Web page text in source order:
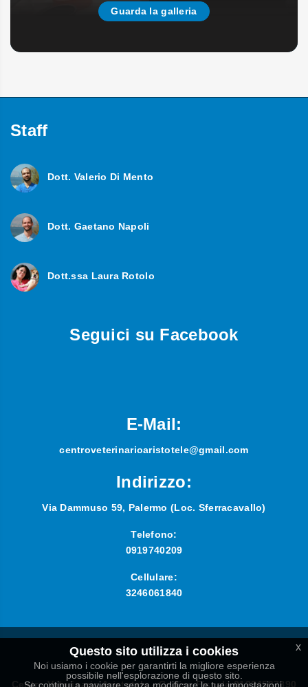
Guarda la galleria
Staff
Dott. Valerio Di Mento
Dott. Gaetano Napoli
Dott.ssa Laura Rotolo
Seguici su Facebook
E-Mail:
centroveterinarioaristotele@gmail.com
Indirizzo:
Via Dammuso 59, Palermo (Loc. Sferracavallo)
Telefono:
0919740209
Cellulare:
3246061840
Centro Veterinario Aristotele - Codice Fiscale 01234567890
Questo sito utilizza i cookies
Noi usiamo i cookie per garantirti la migliore esperienza
possibile nell'esplorazione di questo sito.
x